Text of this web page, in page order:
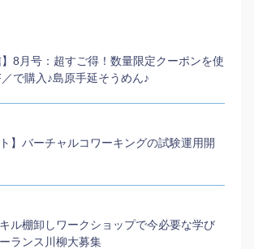
】8月号：超すご得！数量限定クーポンを使
で購入♪島原手延そうめん♪
】バーチャルコワーキングの試験運用開
ル棚卸しワークショップで今必要な学び
ランス川柳大募集